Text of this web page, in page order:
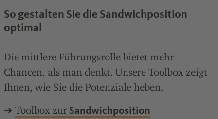
So gestalten Sie die Sandwichposition
optimal
Die mittlere Führungsrolle bietet mehr
Chancen, als man denkt. Unsere Toolbox zeigt
Ihnen, wie Sie die Potenziale heben.
➜ Toolbox zur Sandwichposition